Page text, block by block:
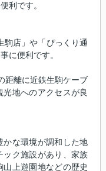
利です。
駒店」や「ぴっくり通
に便利です。
距離に近鉄生駒ケーブ
地へのアクセスが良
かな環境が調和した地
ック施設があり、家族
上遊園地などの歴史